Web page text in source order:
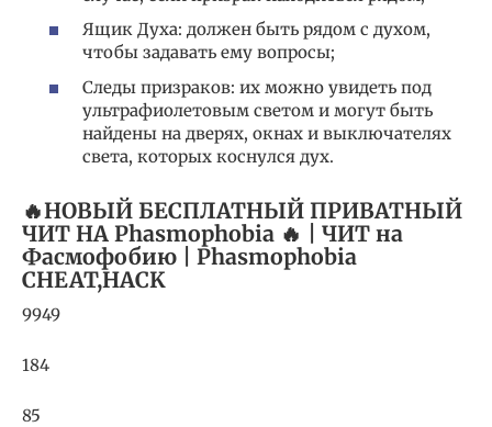
Ящик Духа: должен быть рядом с духом,
чтобы задавать ему вопросы;
Следы призраков: их можно увидеть под
ультрафиолетовым светом и могут быть
найдены на дверях, окнах и выключателях
света, которых коснулся дух.
🔥НОВЫЙ БЕСПЛАТНЫЙ ПРИВАТНЫЙ
ЧИТ НА Phasmophobia 🔥 | ЧИТ на
Фасмофобию | Phasmophobia
CHEAT,HACK
9949
184
85